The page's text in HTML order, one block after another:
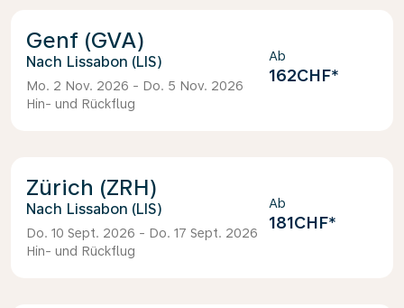
Genf (GVA)
Lissabon (LIS)
Mo. 2 Nov. 2026 - Do. 5 Nov. 2026
Hin- und Rückflug
Ab
162CHF*
Zürich (ZRH)
Lissabon (LIS)
Do. 10 Sept. 2026 - Do. 17 Sept. 2026
Hin- und Rückflug
Ab
181CHF*